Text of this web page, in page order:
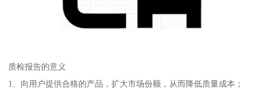
质检报告的意义
1、向用户提供合格的产品，扩大市场份额，从而降低质量成本；